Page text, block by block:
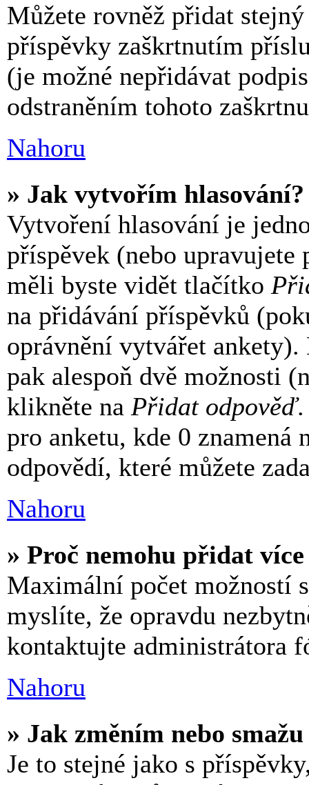
Můžete rovněž přidat
příspěvky zaškrtnutím
(je možné nepřidávat
odstraněním tohoto
Nahoru
» Jak vytvořím hlasování?
Vytvoření hlasování je
příspěvek (nebo
měli byste vidět tlačítko
na přidávání příspěvků
oprávnění vytvářet
pak alespoň dvě možnosti
klikněte na Přidat odpověď
pro anketu, kde 0 znamená
odpovědí, které můžete
Nahoru
» Proč nemohu přidat
Maximální počet možností
myslíte, že opravdu
kontaktujte administrátora
Nahoru
» Jak změním nebo
Je to stejné jako s